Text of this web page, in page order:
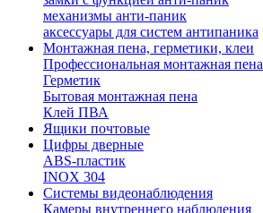
механизмы анти-паник
аксессуары для систем антипаника
Монтажная пена, герметики, клеи
Профессиональная монтажная пена
Герметик
Бытовая монтажная пена
Клей ПВА
Ящики почтовые
Цифры дверные
ABS-пластик
INOX 304
Системы видеонаблюдения
Камеры внутреннего наблюдения